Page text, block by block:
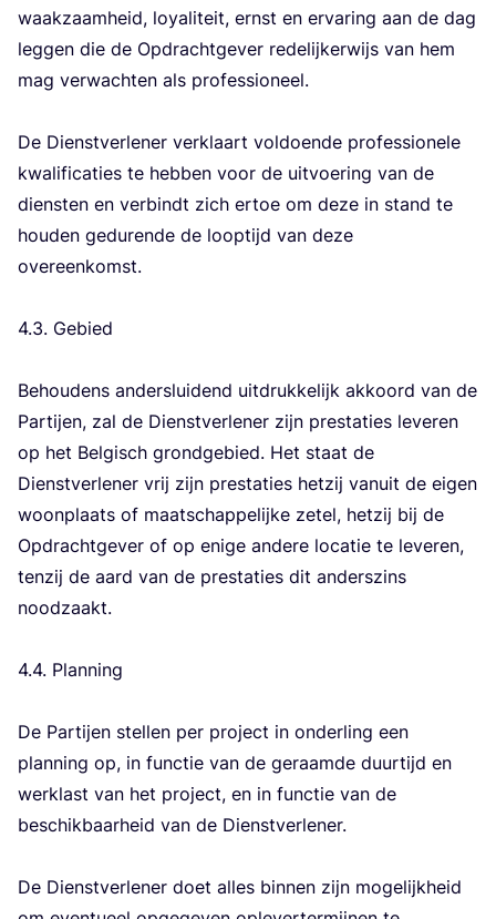
waak­zaam­heid, loy­a­li­teit, ernst en erva­ring aan de dag
leg­gen die de Opdracht­ge­ver rede­lij­ker­wijs van hem
mag ver­wach­ten als pro­fes­si­o­neel.
De Dienst­ver­le­ner ver­klaart vol­doen­de pro­fes­si­o­ne­le
kwa­li­fi­ca­ties te heb­ben voor de uit­voe­ring van de
dien­sten en ver­bindt zich ertoe om deze in stand te
hou­den gedu­ren­de de loop­tijd van deze
over­een­komst.
4.3. Gebied
Behou­dens anders­lui­dend uit­druk­ke­lijk akkoord van de
Par­tij­en, zal de Dienst­ver­le­ner zijn pres­ta­ties leve­ren
op het Bel­gisch grond­ge­bied. Het staat de
Dienst­ver­le­ner vrij zijn pres­ta­ties het­zij van­uit de eigen
woon­plaats of maat­schap­pe­lij­ke zetel, het­zij bij de
Opdracht­ge­ver of op eni­ge ande­re loca­tie te leve­ren,
ten­zij de aard van de pres­ta­ties dit anders­zins
nood­zaakt.
4.4. Plan­ning
De Par­tij­en stel­len per pro­ject in onder­ling een
plan­ning op, in func­tie van de geraam­de duur­tijd en
werk­last van het pro­ject, en in func­tie van de
beschik­baar­heid van de Dienst­ver­le­ner.
De Dienst­ver­le­ner doet alles bin­nen zijn moge­lijk­heid